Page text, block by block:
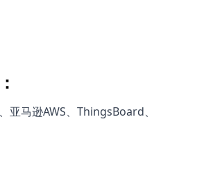
亚马逊AWS、ThingsBoard、